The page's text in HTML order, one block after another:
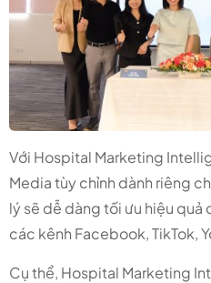
Với Hospital Marketing
Media tùy chỉnh dành riêng
lý sẽ dễ dàng tối ưu hiệu
các kênh Facebook, TikTok,
Cụ thể, Hospital Marketing